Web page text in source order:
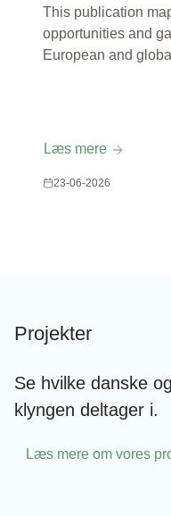
This publication
opportunities and
European and
Læs mere
23-06-2026
Projekter
Se hvilke danske
klyngen deltager i.
Læs mere om vores